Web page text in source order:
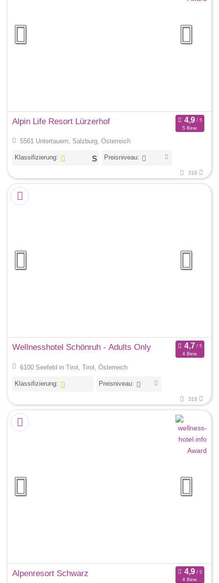
Alpin Life Resort Lürzerhof
5 Bew.
5561 Untertauern, Salzburg, Österreich
Klassifizierung: Preisniveau:
319
Wellnesshotel Schönruh - Adults Only
4 Bew.
6100 Seefeld in Tirol, Tirol, Österreich
Klassifizierung: Preisniveau:
319
Alpenresort Schwarz
4 Bew.